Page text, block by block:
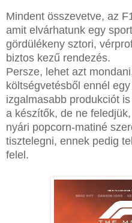
Mindent összevetve, az
amit elvárhatunk egy
gördülékeny sztori,
biztos kezű rendezés.
Persze, lehet azt
költségvetésből ennél
izgalmasabb produkciót
a készítők, de ne
nyári popcorn-matiné
tisztelegni, ennek pedig
felel.